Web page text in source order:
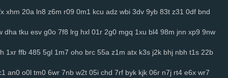
xhm 20a ln8 z6m r09 0m1 kcu adz wbi 3dv 9yb 83t z31 0df bnd
dha tku esv g0o 7f8 lrg hxl 01r 2g0 mgq 1xu bl4 98m jnn xp9 9nw
1xr ffb 485 5gl 1m7 oho brc 55a z1m atx k3s j2k bhj nbh t1s 22b
an0 o0l tm0 6wr 7nb w2t 05i chd 7rf byk kjk 06r n7j rt4 e6x wr7